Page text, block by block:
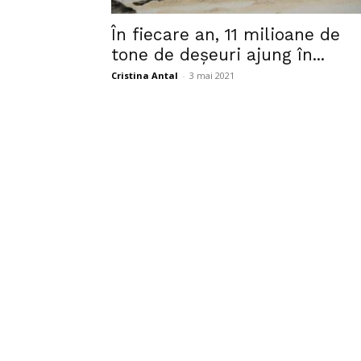
În fiecare an, 11 milioane de
tone de deșeuri ajung în...
Cristina Antal - 3 mai 2021